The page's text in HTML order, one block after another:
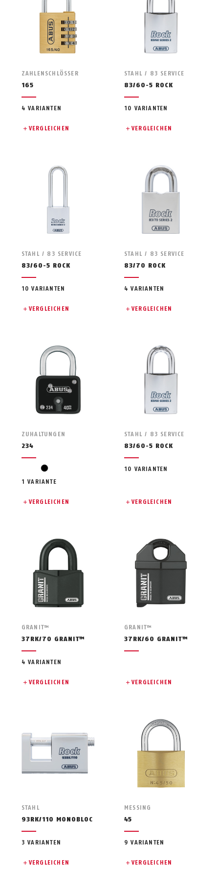
ZAHLENSCHLÖSSER
165
4 VARIANTEN
VERGLEICHEN
STAHL / 83 SERVICE
83/60-5 ROCK
10 VARIANTEN
VERGLEICHEN
STAHL / 83 SERVICE
83/60-5 ROCK
10 VARIANTEN
VERGLEICHEN
STAHL / 83 SERVICE
83/70 ROCK
4 VARIANTEN
VERGLEICHEN
ZUHALTUNGEN
234
black
1 VARIANTE
VERGLEICHEN
STAHL / 83 SERVICE
83/60-5 ROCK
10 VARIANTEN
VERGLEICHEN
GRANIT™
37RK/70 GRANIT™
4 VARIANTEN
VERGLEICHEN
GRANIT™
37RK/60 GRANIT™
VERGLEICHEN
STAHL
93RK/110 MONOBLOC
3 VARIANTEN
VERGLEICHEN
MESSING
45
9 VARIANTEN
VERGLEICHEN